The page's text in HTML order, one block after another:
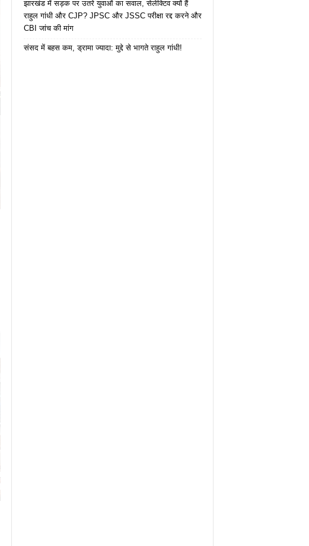
झारखंड में सड़क पर उतरे युवाओं का सवाल, सेलेक्टिव क्यों हैं
राहुल गांधी और CJP? JPSC और JSSC परीक्षा रद्द करने और
CBI जांच की मांग
संसद में बहस कम, ड्रामा ज्यादा: मुद्दे से भागते राहुल गांधी!